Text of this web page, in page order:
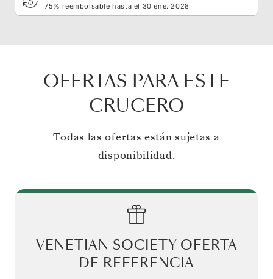
75% reembolsable hasta el 30 ene. 2028
OFERTAS PARA ESTE
CRUCERO
Todas las ofertas están sujetas a
disponibilidad.
VENETIAN SOCIETY OFERTA
DE REFERENCIA